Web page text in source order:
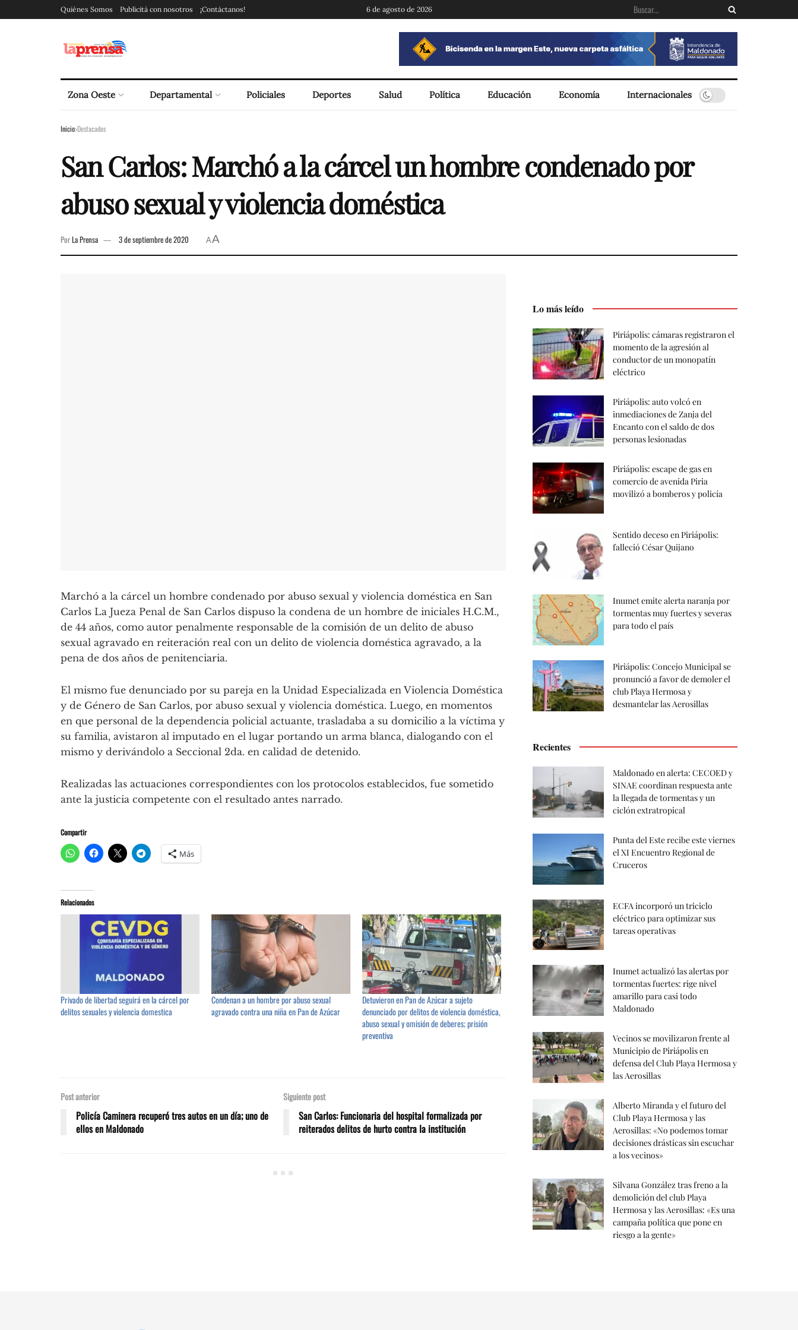
Quiénes Somos Publicitá con nosotros ¡Contáctanos! 6 de agosto de 2026
Zona Oeste Departamental Policiales Deportes Salud Política Educación Economía Internacionales
Inicio Destacados
San Carlos: Marchó a la cárcel un hombre condenado por
abuso sexual y violencia doméstica
PorLa Prensa 3 de septiembre de 2020 AA
Marchó a la cárcel un hombre condenado por abuso sexual y violencia doméstica en San
Carlos La Jueza Penal de San Carlos dispuso la condena de un hombre de iniciales H.C.M.,
de 44 años, como autor penalmente responsable de la comisión de un delito de abuso
sexual agravado en reiteración real con un delito de violencia doméstica agravado, a la
pena de dos años de penitenciaria.
El mismo fue denunciado por su pareja en la Unidad Especializada en Violencia Doméstica
y de Género de San Carlos, por abuso sexual y violencia doméstica. Luego, en momentos
en que personal de la dependencia policial actuante, trasladaba a su domicilio a la víctima y
su familia, avistaron al imputado en el lugar portando un arma blanca, dialogando con el
mismo y derivándolo a Seccional 2da. en calidad de detenido.
Realizadas las actuaciones correspondientes con los protocolos establecidos, fue sometido
ante la justicia competente con el resultado antes narrado.
Compartir
Más
Relacionados
Privado de libertad seguirá en la cárcel por
delitos sexuales y violencia domestica
Condenan a un hombre por abuso sexual
agravado contra una niña en Pan de Azúcar
Detuvieron en Pan de Azúcar a sujeto
denunciado por delitos de violencia doméstica,
abuso sexual y omisión de deberes; prisión
preventiva
Post anterior
Policía Caminera recuperó tres autos en un día; uno de
ellos en Maldonado
Siguiente post
San Carlos: Funcionaria del hospital formalizada por
reiterados delitos de hurto contra la institución
Lo más leído
Piriápolis: cámaras registraron el
momento de la agresión al
conductor de un monopatín
eléctrico
Piriápolis: auto volcó en
inmediaciones de Zanja del
Encanto con el saldo de dos
personas lesionadas
Piriápolis: escape de gas en
comercio de avenida Piria
movilizó a bomberos y policía
Sentido deceso en Piriápolis:
falleció César Quijano
Inumet emite alerta naranja por
tormentas muy fuertes y severas
para todo el país
Piriápolis: Concejo Municipal se
pronunció a favor de demoler el
club Playa Hermosa y
desmantelar las Aerosillas
Recientes
Maldonado en alerta: CECOED y
SINAE coordinan respuesta ante
la llegada de tormentas y un
ciclón extratropical
Punta del Este recibe este viernes
el XI Encuentro Regional de
Cruceros
ECFA incorporó un triciclo
eléctrico para optimizar sus
tareas operativas
Inumet actualizó las alertas por
tormentas fuertes: rige nivel
amarillo para casi todo
Maldonado
Vecinos se movilizaron frente al
Municipio de Piriápolis en
defensa del Club Playa Hermosa y
las Aerosillas
Alberto Miranda y el futuro del
Club Playa Hermosa y las
Aerosillas: «No podemos tomar
decisiones drásticas sin escuchar
a los vecinos»
Silvana González tras freno a la
demolición del club Playa
Hermosa y las Aerosillas: «Es una
campaña política que pone en
riesgo a la gente»